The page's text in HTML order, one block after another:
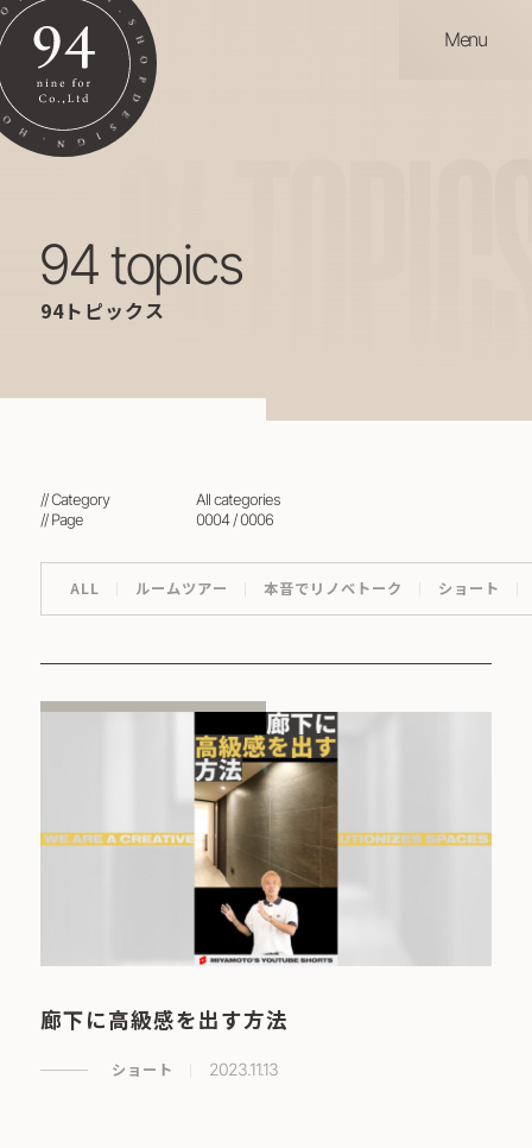
Menu
94
94 topics
94トピックス
// Category
all categories
// Page
0004 / 0006
ALL ルームツアー 本音でリノベトーク ショート
廊下に高級感を出す方法
ショート 2023.11.13